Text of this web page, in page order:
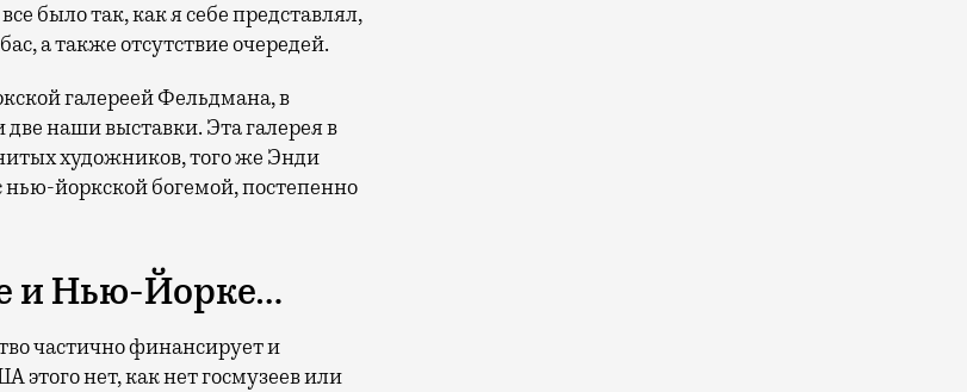
было так, как я себе представлял,
а также отсутствие очередей.
галереей Фельдмана, в
наши выставки. Эта галерея в
художников, того же Энди
йоркской богемой, постепенно
и Нью-Йорке…
частично финансирует и
нет, как нет госмузеев или